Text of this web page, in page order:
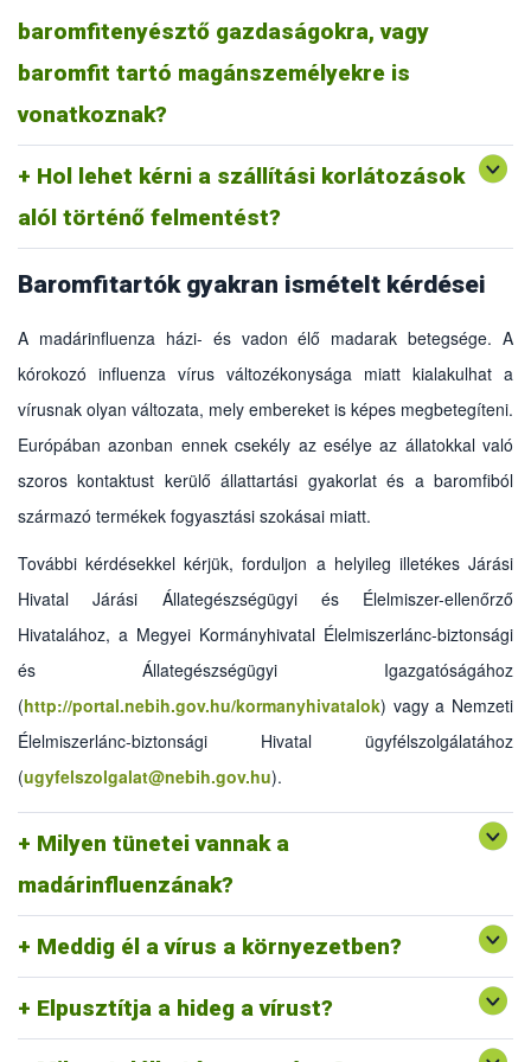
baromfitenyésztő gazdaságokra, vagy
baromfit tartó magánszemélyekre is
vonatkoznak?
A korlátozások minden házi- és fogságban tartott madárra
piaca, versenye, illetve egyéb ilyen jellegű rendezvény
megtartása is tilos.
Hol lehet kérni a szállítási korlátozások
alól történő felmentést?
Az illetékes Megyei Kormányhivatal állategészségügyi
hatóságánál kell kérelmezni.
Baromfitartók gyakran ismételt kérdései
A madárinfluenza házi- és vadon élő madarak betegsége. A
kórokozó influenza vírus változékonysága miatt kialakulhat a
vírusnak olyan változata, mely embereket is képes megbetegíteni.
Európában azonban ennek csekély az esélye az állatokkal való
szoros kontaktust kerülő állattartási gyakorlat és a baromfiból
származó termékek fogyasztási szokásai miatt.
További kérdésekkel kérjük, forduljon a helyileg illetékes Járási
Hivatal Járási Állategészségügyi és Élelmiszer-ellenőrző
Hivatalához, a Megyei Kormányhivatal Élelmiszerlánc-biztonsági
és Állategészségügyi Igazgatóságához
(http://portal.nebih.gov.hu/kormanyhivatalok) vagy a Nemzeti
Élelmiszerlánc-biztonsági Hivatal ügyfélszolgálatához
(ugyfelszolgalat@nebih.gov.hu).
Milyen tünetei vannak a
madárinfluenzának?
Vadmadarak sokszor tünetmentesek maradnak, a
házimadarak esetében a klinikai tünetek különfélék lehetnek:
függenek a vírus megbetegítő képességétől, a madár fajától,
korától, meglévő betegségeitől, tartási körülményeiktől.
Kezdeti tünet lehet az étvágytalanság, a folyadékfelvétel
csökkenése és a viszonylag kismértékű elhullás. Más esetben
követő (bágyadtság, étvágytalanság, borzolt tollazat) magas
elhullási arány tapasztalható. A betegség jele lehet a
tojástermelés vagy a testtömeg gyarapodás csökkenése is.
Meddig él a vírus a környezetben?
Napokig, ürülékben hetekig.
Elpusztítja a hideg a vírust?
Nem, a vírus jól érzi magát alacsony hőmérsékleten.
Legtöbbször az ürülékkel szennyezett szalmával,
takarmánnyal, cipőtalpon lehet bevinni az ólba. Az állományon